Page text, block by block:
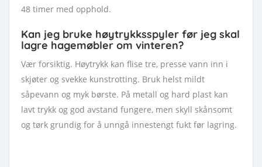
48 timer med opphold.
Kan jeg bruke høytrykksspyler før jeg skal
lagre hagemøbler om vinteren?
Vær forsiktig. Høytrykk kan flise tre, presse vann inn i
skjøter og svekke kunstrotting. Bruk helst mildt
såpevann og myk børste. På metall og hard plast kan
lavt trykk og god avstand fungere, men skyll skånsomt
og tørk grundig for å unngå innestengt fukt før lagring.